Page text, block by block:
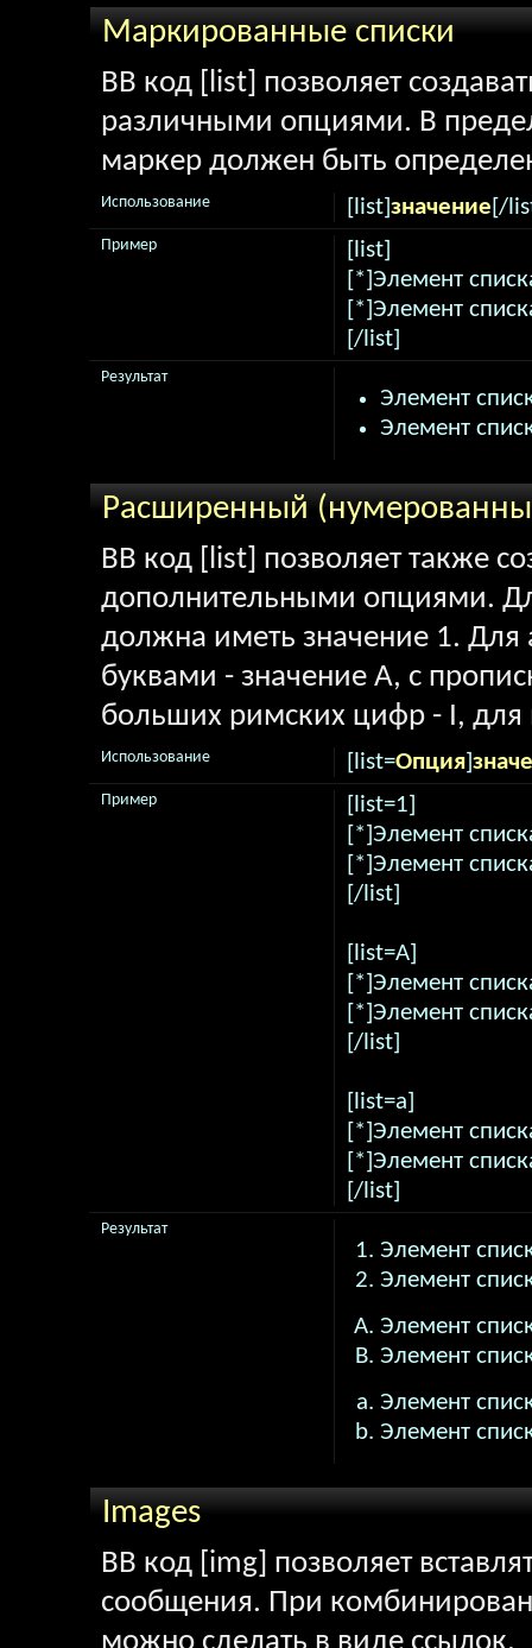
Маркированные списки
BB код [list] позволяет
различными опциями. В
маркер должен быть
[list]значение[/
Использование
[list]
[*]Элемент
[*]Элемент
[/list]
Пример
Элемент
Элемент
Результат
Расширенный
BB код [list] позволяет также
дополнительными опциями.
должна иметь значение 1. Для
буквами - значение A, с
больших римских цифр - I, для
[list=Опция]
Использование
[list=1]
[*]Элемент
[*]Элемент
[/list]
[list=A]
[*]Элемент
[*]Элемент
[/list]
[list=a]
[*]Элемент
[*]Элемент
[/list]
Пример
Элемент
Элемент
Элемент
Элемент
Элемент
Элемент
Результат
Images
BB код [img] позволяет
сообщения. При